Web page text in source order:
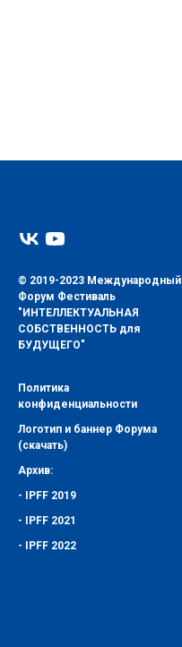
© 2019-2023 Международный
Форум Фестиваль
"ИНТЕЛЛЕКТУАЛЬНАЯ
СОБСТВЕННОСТЬ для
БУДУЩЕГО"
Политика
конфиденциальности
Логотип и баннер Форума
(скачать)
Архив:
-
IPFF 2019
-
IPFF 2021
-
IPFF 2022